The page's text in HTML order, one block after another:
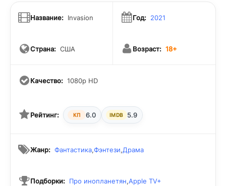
ли они доверять друг другу в мире, где всё кажется
ложью? А что, если правда окажется ещё страшнее, чем
Название: Invasion
Страна: США
Год: 2021
Возраст: 18+
Качество: 1080p HD
Рейтинг: КП 6.0 IMDB 5.9
Жанр: Фантастика,Фэнтези,Драма
Подборки: Про инопланетян,Apple TV+